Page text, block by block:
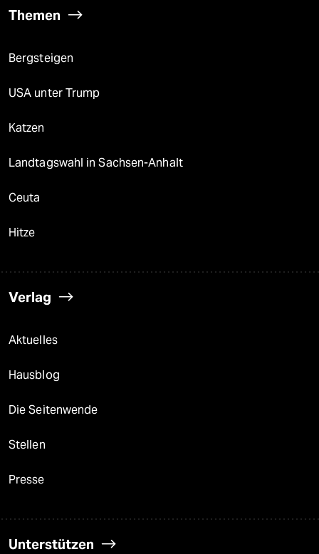
Themen
Bergsteigen
USA unter Trump
Katzen
Landtagswahl in Sachsen-Anhalt
Ceuta
Hitze
Verlag
Aktuelles
Hausblog
Die Seitenwende
Stellen
Presse
Unterstützen